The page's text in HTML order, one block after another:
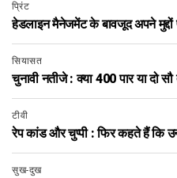
प्रिंट
हेडलाइन मैनेजमेंट के बावजूद अपने
सियासत
चुनावी नतीजे : क्या 400 पार या दो
टीवी
रेप कांड और चुप्पी : फिर कहते हैं कि
सुख-दुख